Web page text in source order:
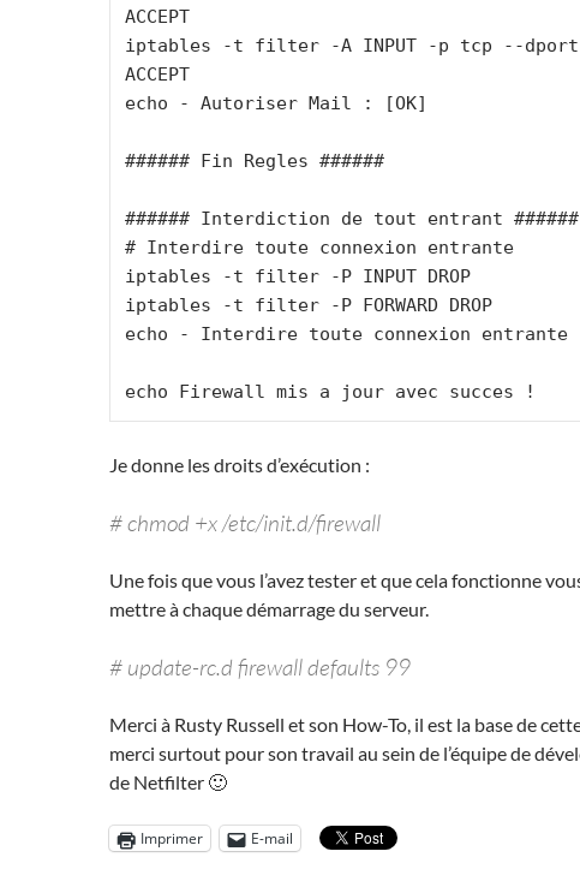
ACCEPT
iptables -t filter -A INPUT -p tcp --
ACCEPT
echo - Autoriser Mail : [OK]
###### Fin Regles ######
###### Interdiction de tout entrant ######
# Interdire toute connexion entrante
iptables -t filter -P INPUT DROP
iptables -t filter -P FORWARD DROP
echo - Interdire toute connexion entrante
Je donne les droits d’exécution :
# chmod +x /etc/init.d/firewall
Une fois que vous l’avez tester et que cela fonctionne
mettre à chaque démarrage du serveur.
# update-rc.d firewall defaults 99
Merci à Rusty Russell et son How-To, il est la base de
merci surtout pour son travail au sein de l’équipe de
de Netfilter 🙂
Imprimer E-mail